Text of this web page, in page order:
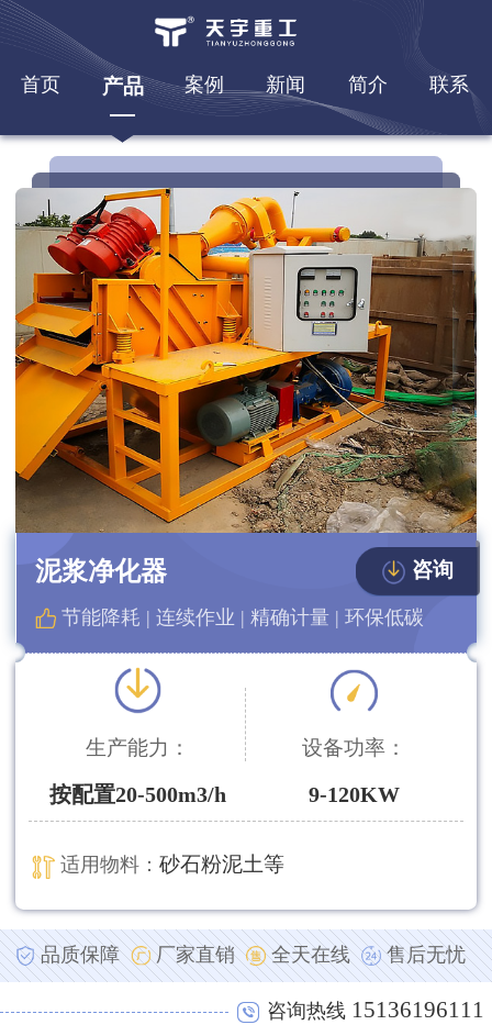
首页 产品 案例 新闻 简介 联系
泥浆净化器
节能降耗 | 连续作业 | 精确计量 | 环保低碳
咨询
生产能力：
按配置20-500m3/h
设备功率：
9-120KW
适用物料：砂石粉泥土等
品质保障 厂家直销 全天在线 售后无忧
咨询热线 15136196111